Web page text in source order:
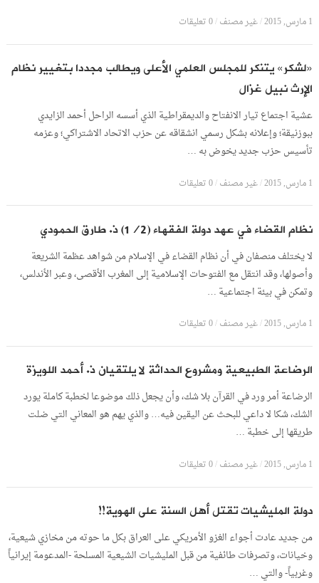
1 مارس, 2015 /غير مصنف/0 تعليقات
«لشكر» يتنكر للمجلس العلمي الأعلى ويطالب مجددا بتغيير نظام
الإرث نبيل غزال
عشية اجتماع تيار الانفتاح والديمقراطية الذي أسسه الراحل أحمد الزايدي
ببوزنيقة؛ وإعلانه بشكل رسمي انشقاقه عن حزب الاتحاد الاشتراكي؛ وعزمه
تأسيس حزب جديد يخوض به …
1 مارس, 2015 /غير مصنف/0 تعليقات
نظام القضاء في عهد دولة الفقهاء (1/2) ذ. طارق الحمودي
لا يختلف منصفان في أن نظام القضاء في الإسلام من شواهد عظمة الشريعة
وأصولها، وقد انتقل مع الفتوحات الإسلامية إلى المغرب الأقصى، وعبر الأندلس،
وتمكن في بيئة اجتماعية …
1 مارس, 2015 /غير مصنف/0 تعليقات
الرضاعة الطبيعية ومشروع الحداثة لا يلتقيان ذ. أحمد اللويزة
الرضاعة أمر ورد في القرآن بلا شك، وأن يجعل ذلك موضوعا لخطبة كاملة يورد
الشك، شكا لا داعي للبحث عن اليقين فيه… والذي يهم هو المعاني التي ضلت
طريقها إلى خطبة …
1 مارس, 2015 /غير مصنف/0 تعليقات
دولة المليشيات تقتل أهل السنة على الهوية!!
من جديد عادت أجواء الغزو الأمريكي على العراق بكل ما حوته من مخازي شيعية،
وخيانات، وتصرفات طائفية من قبل المليشيات الشيعية المسلحة -المدعومة إيرانياً
وغربياً- والتي …